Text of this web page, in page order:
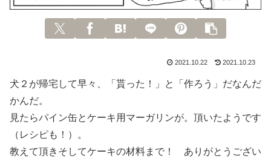
2021.10.22 2021.10.23
犬２が帰宅して早々、「貰った！」と「作ろう」だなんだ
かんだ。
見たらパイン缶とケーキ用マーガリンが。頂いたようです
（レシピも！）。
教えて頂きそしてケーキの材料まで！ ありがとうござい